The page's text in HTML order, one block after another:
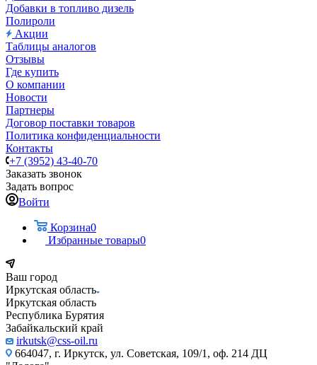
Добавки в топливо дизель
Полироли
Акции
Таблицы аналогов
Отзывы
Где купить
О компании
Новости
Партнеры
Договор поставки товаров
Политика конфиденциальности
Контакты
+7 (3952) 43-40-70
Заказать звонок
Задать вопрос
Войти
Корзина0
Избранные товары0
Ваш город
Иркутская область
Иркутская область
Республика Бурятия
Забайкальский край
irkutsk@css-oil.ru
664047, г. Иркутск, ул. Советская, 109/1, оф. 214 ДЦ